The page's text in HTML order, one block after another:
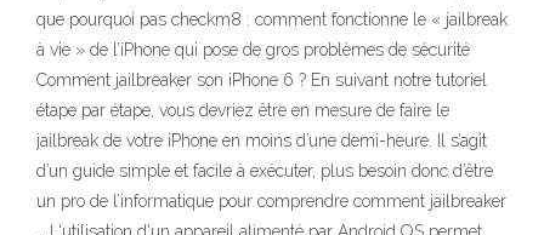
que pourquoi pas checkm8 : comment fonctionne le « jailbreak
à vie » de l’iPhone qui pose de gros problèmes de sécurité
Comment jailbreaker son iPhone 6 ? En suivant notre tutoriel
étape par étape, vous devriez être en mesure de faire le
jailbreak de votre iPhone en moins d’une demi-heure. Il s’agit
d’un guide simple et facile à exécuter, plus besoin donc d’être
un pro de l’informatique pour comprendre comment jailbreaker